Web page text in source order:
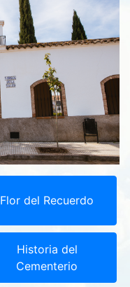
Flor del Recuerdo
Historia del
Cementerio